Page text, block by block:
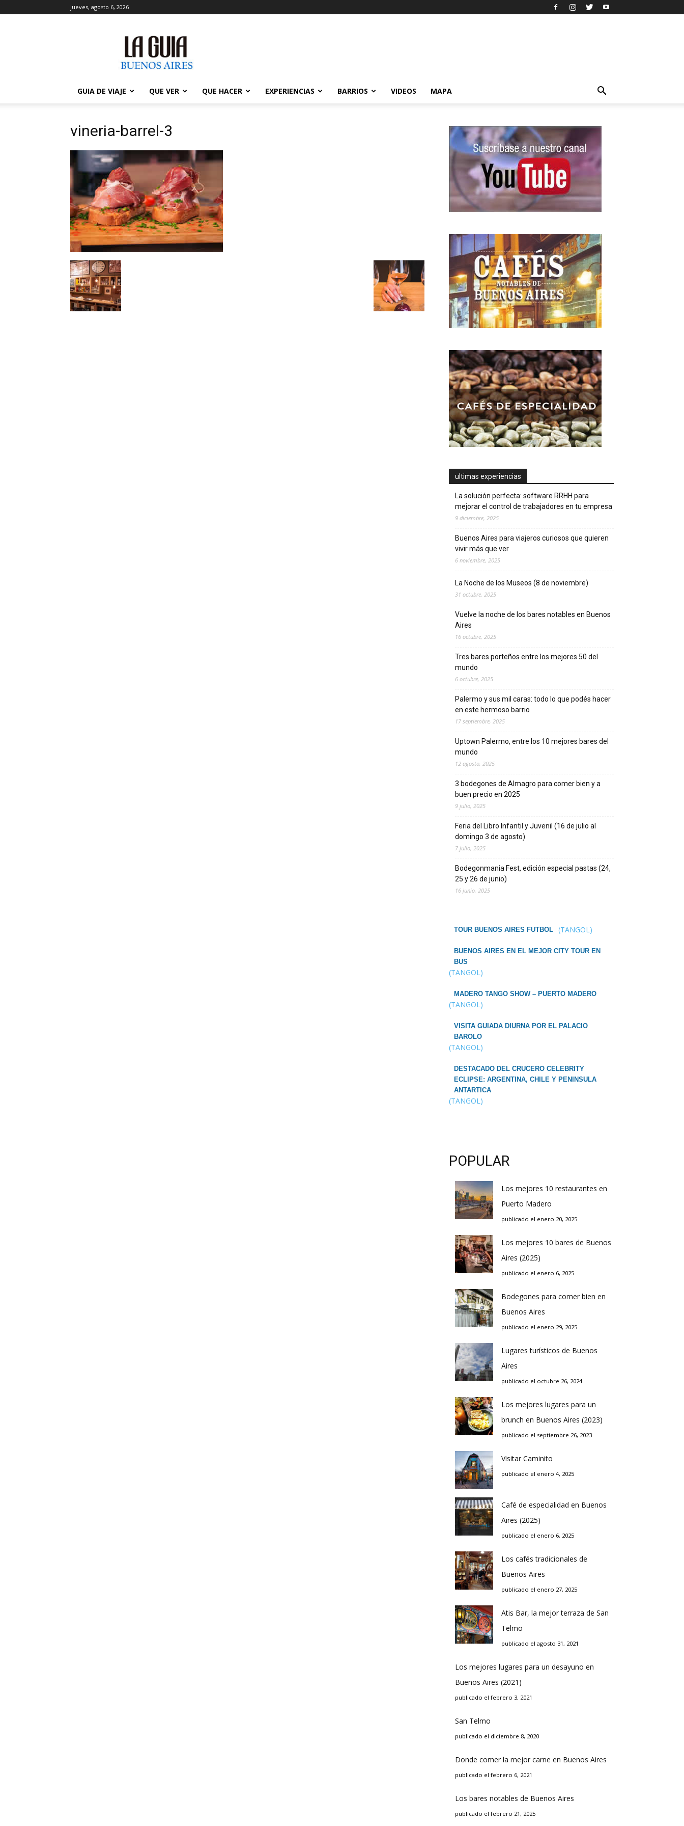
jueves, agosto 6, 2026
Guía
de
Buenos
GUIA DE VIAJE
QUE VER QUE HACER EXPERIENCIAS BARRIOS VIDEOS MAPA
vineria-barrel-3
ultimas experiencias
La solución perfecta: software RRHH para
mejorar el control de trabajadores en tu empresa
9 diciembre, 2025
Buenos Aires para viajeros curiosos que quieren
vivir más que ver
6 noviembre, 2025
La Noche de los Museos (8 de noviembre)
31 octubre, 2025
Vuelve la noche de los bares notables en Buenos
Aires
16 octubre, 2025
Tres bares porteños entre los mejores 50 del
mundo
6 octubre, 2025
Palermo y sus mil caras: todo lo que podés hacer
en este hermoso barrio
17 septiembre, 2025
Uptown Palermo, entre los 10 mejores bares del
mundo
12 agosto, 2025
3 bodegones de Almagro para comer bien y a
buen precio en 2025
9 julio, 2025
Feria del Libro Infantil y Juvenil (16 de julio al
domingo 3 de agosto)
7 julio, 2025
Bodegonmania Fest, edición especial pastas (24,
25 y 26 de junio)
16 junio, 2025
TOUR BUENOS AIRES FUTBOL (TANGOL)
BUENOS AIRES EN EL MEJOR CITY TOUR EN
BUS
(TANGOL)
MADERO TANGO SHOW – PUERTO MADERO
(TANGOL)
VISITA GUIADA DIURNA POR EL PALACIO
BAROLO
(TANGOL)
DESTACADO DEL CRUCERO CELEBRITY
ECLIPSE: ARGENTINA, CHILE Y PENINSULA
ANTARTICA
(TANGOL)
POPULAR
Los mejores 10 restaurantes en
Puerto Madero
publicado el enero 20, 2025
Los mejores 10 bares de Buenos
Aires (2025)
publicado el enero 6, 2025
Bodegones para comer bien en
Buenos Aires
publicado el enero 29, 2025
Lugares turísticos de Buenos
Aires
publicado el octubre 26, 2024
Los mejores lugares para un
brunch en Buenos Aires (2023)
publicado el septiembre 26, 2023
Visitar Caminito
publicado el enero 4, 2025
Café de especialidad en Buenos
Aires (2025)
publicado el enero 6, 2025
Los cafés tradicionales de
Buenos Aires
publicado el enero 27, 2025
Atis Bar, la mejor terraza de San
Telmo
publicado el agosto 31, 2021
Los mejores lugares para un desayuno en
Buenos Aires (2021)
publicado el febrero 3, 2021
San Telmo
publicado el diciembre 8, 2020
Donde comer la mejor carne en Buenos Aires
publicado el febrero 6, 2021
Los bares notables de Buenos Aires
publicado el febrero 21, 2025